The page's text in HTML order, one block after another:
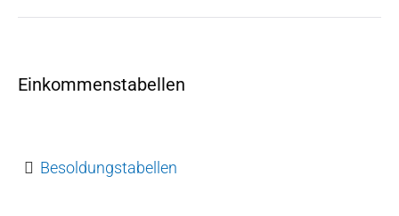
Einkommenstabellen
Besoldungstabellen